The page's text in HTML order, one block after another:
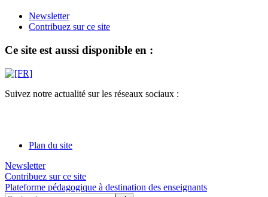
Newsletter
Contribuez sur ce site
Ce site est aussi disponible en :
Suivez notre actualité sur les réseaux sociaux :
Plan du site
Newsletter
Contribuez sur ce site
Plateforme pédagogique à destination des enseignants